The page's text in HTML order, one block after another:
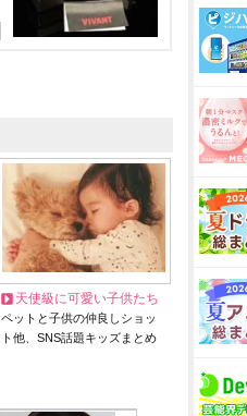
天使級に可愛い子供たち
ペットと子供の仲良しショッ
ト他、SNS話題キッズまとめ